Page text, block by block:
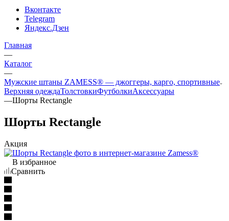
Вконтакте
Telegram
Яндекс.Дзен
Главная
—
Каталог
—
Мужские штаны ZAMESS® — джоггеры, карго, спортивные
Верхняя одеждаТолстовкиФутболкиАксессуары
—Шорты Rectangle
Шорты Rectangle
Акция
В избранное
Сравнить